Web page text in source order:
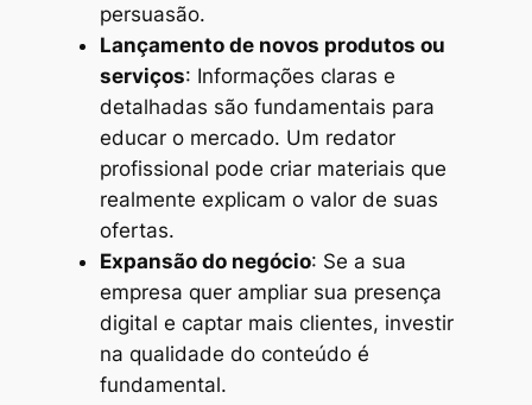
persuasão.
Lançamento de novos produtos ou
serviços: Informações claras e
detalhadas são fundamentais para
educar o mercado. Um redator
profissional pode criar materiais que
realmente explicam o valor de suas
ofertas.
Expansão do negócio: Se a sua
empresa quer ampliar sua presença
digital e captar mais clientes, investir
na qualidade do conteúdo é
fundamental.